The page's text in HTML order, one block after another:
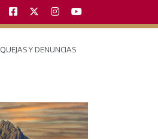
QUEJAS Y DENUNCIAS